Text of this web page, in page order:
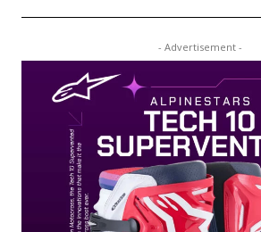
- Advertisement -